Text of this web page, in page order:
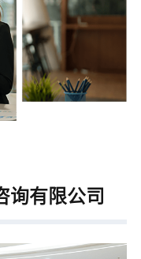
询有限公司